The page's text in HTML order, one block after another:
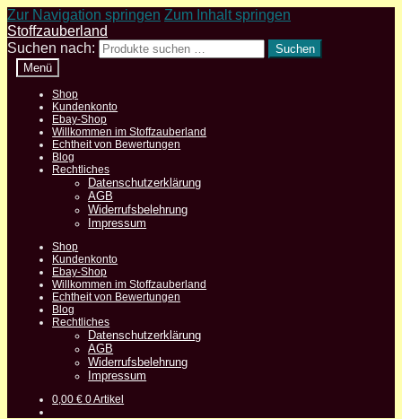
Zur Navigation springen Zum Inhalt springen
Stoffzauberland
Suchen nach:
Suchen
Menü
Shop
Kundenkonto
Ebay-Shop
Willkommen im Stoffzauberland
Echtheit von Bewertungen
Blog
Rechtliches
Datenschutzerklärung
AGB
Widerrufsbelehrung
Impressum
Shop
Kundenkonto
Ebay-Shop
Willkommen im Stoffzauberland
Echtheit von Bewertungen
Blog
Rechtliches
Datenschutzerklärung
AGB
Widerrufsbelehrung
Impressum
0,00€ 0 Artikel